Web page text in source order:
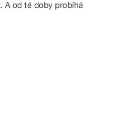
A od té doby probíhá